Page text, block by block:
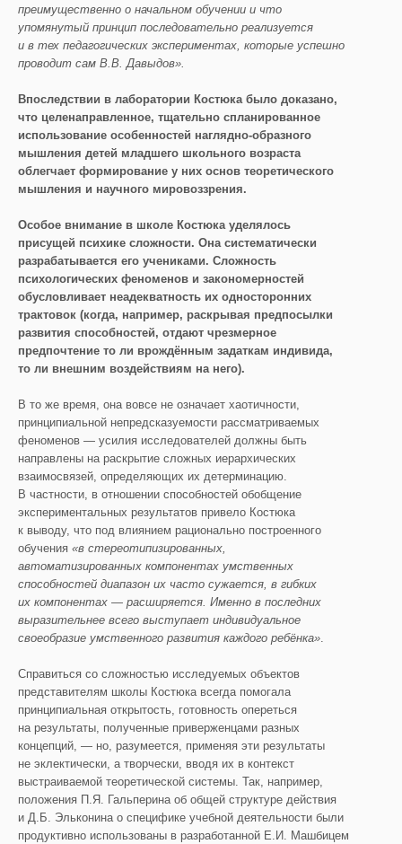
преимущественно о начальном обучении и что
упомянутый принцип последовательно реализуется
и в тех педагогических экспериментах, которые успешно
проводит сам В.В. Давыдов».
Впоследствии в лаборатории Костюка было доказано,
что целенаправленное, тщательно спланированное
использование особенностей наглядно-образного
мышления детей младшего школьного возраста
облегчает формирование у них основ теоретического
мышления и научного мировоззрения.
Особое внимание в школе Костюка уделялось
присущей психике сложности. Она систематически
разрабатывается его учениками. Сложность
психологических феноменов и закономерностей
обусловливает неадекватность их односторонних
трактовок (когда, например, раскрывая предпосылки
развития способностей, отдают чрезмерное
предпочтение то ли врождённым задаткам индивида,
то ли внешним воздействиям на него).
В то же время, она вовсе не означает хаотичности,
принципиальной непредсказуемости рассматриваемых
феноменов — усилия исследователей должны быть
направлены на раскрытие сложных иерархических
взаимосвязей, определяющих их детерминацию.
В частности, в отношении способностей обобщение
экспериментальных результатов привело Костюка
к выводу, что под влиянием рационально построенного
обучения «в стереотипизированных,
автоматизированных компонентах умственных
способностей диапазон их часто сужается, в гибких
их компонентах — расширяется. Именно в последних
выразительнее всего выступает индивидуальное
своеобразие умственного развития каждого ребёнка».
Справиться со сложностью исследуемых объектов
представителям школы Костюка всегда помогала
принципиальная открытость, готовность опереться
на результаты, полученные приверженцами разных
концепций, — но, разумеется, применяя эти результаты
не эклектически, а творчески, вводя их в контекст
выстраиваемой теоретической системы. Так, например,
положения П.Я. Гальперина об общей структуре действия
и Д.Б. Эльконина о специфике учебной деятельности были
продуктивно использованы в разработанной Е.И. Машбицем